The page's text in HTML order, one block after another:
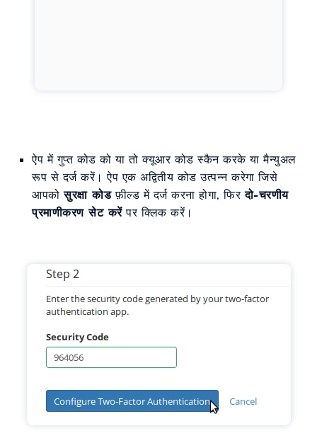
ऐप में गुप्त कोड को या तो क्यूआर कोड स्कैन करके या मैन्युअल
रूप से दर्ज करें। ऐप एक अद्वितीय कोड उत्पन्न करेगा जिसे
आपकोसुरक्षा कोडफ़ील्ड में दर्ज करना होगा, फिरदो-चरणीय
प्रमाणीकरण सेट करेंपर क्लिक करें।